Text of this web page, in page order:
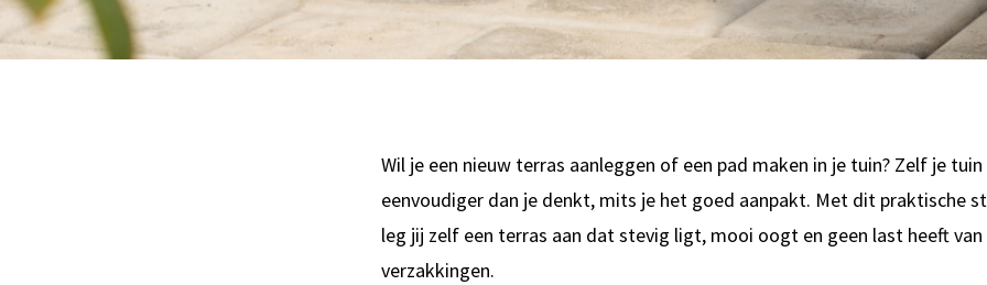
Wil je een nieuw terras aanleggen of een pad maken in je tuin? Zelf je
eenvoudiger dan je denkt, mits je het goed aanpakt. Met dit praktische
leg jij zelf een terras aan dat stevig ligt, mooi oogt en geen last heeft
verzakkingen.